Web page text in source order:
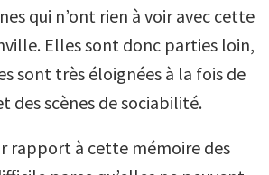
qui n’ont rien à voir avec cette
Elles sont donc parties loin,
sont très éloignées à la fois de
des scènes de sociabilité.
rapport à cette mémoire des